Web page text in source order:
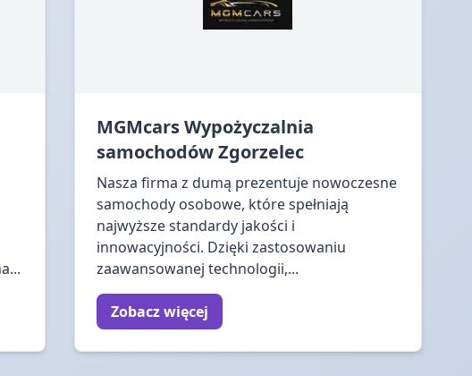
MGMcars Wypożyczalnia
samochodów Zgorzelec
Nasza firma z dumą prezentuje nowoczesne
samochody osobowe, które spełniają
najwyższe standardy jakości i
innowacyjności. Dzięki zastosowaniu
zaawansowanej technologii,...
Zobacz więcej